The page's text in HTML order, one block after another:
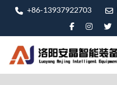
+86-13937922703